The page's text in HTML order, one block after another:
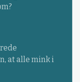
at alle mink i